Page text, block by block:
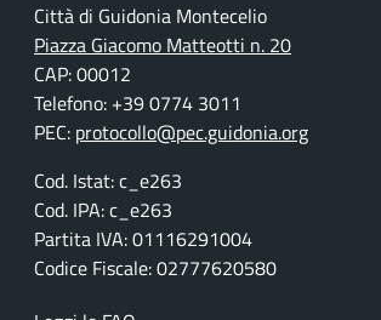
Città di Guidonia Montecelio
Piazza Giacomo Matteotti n. 20
CAP: 00012
Telefono: +39 0774 3011
PEC: protocollo@pec.guidonia.org
Cod. Istat: c_e263
Cod. IPA: c_e263
Partita IVA: 01116291004
Codice Fiscale: 02777620580